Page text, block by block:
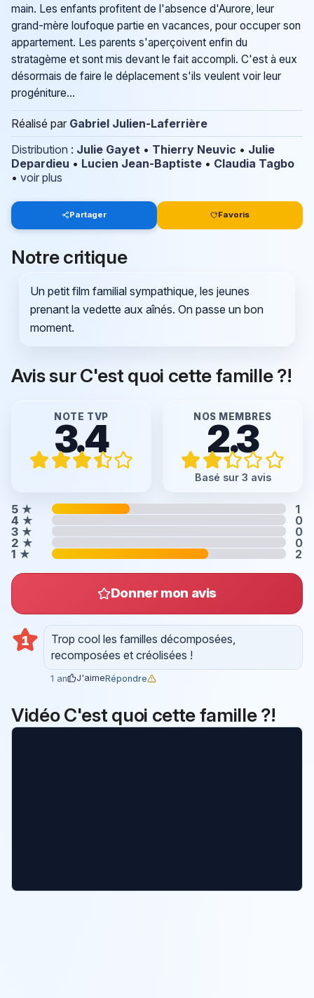
main. Les enfants profitent de l'absence d'Aurore, leur
grand-mère loufoque partie en vacances, pour occuper son
appartement. Les parents s'aperçoivent enfin du
stratagème et sont mis devant le fait accompli. C'est à eux
désormais de faire le déplacement s'ils veulent voir leur
progéniture...
Réalisé par Gabriel Julien-Laferrière
Distribution : Julie Gayet • Thierry Neuvic • Julie
Depardieu • Lucien Jean-Baptiste • Claudia Tagbo
• voir plus
Partager Favoris
Notre critique
Un petit film familial sympathique, les jeunes
prenant la vedette aux aînés. On passe un bon
moment.
Avis sur C'est quoi cette famille ?!
NOTE TVP
3.4 NOS MEMBRES
2.3
Basé sur 3 avis
5 ★
1
4 ★
0
3 ★
0
2 ★
0
1 ★ 2
Donner mon avis
1
Trop cool les familles décomposées,
recomposées et créolisées !
1 an J'aimeRépondre
Vidéo C'est quoi cette famille ?!